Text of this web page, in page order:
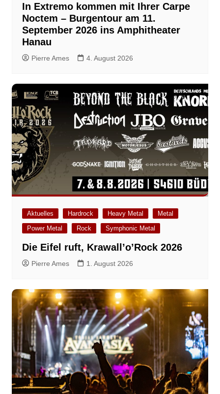
In Extremo kommen mit Ihrer Carpe
Noctem – Burgentour am 11.
September 2026 ins Amphitheater
Hanau
Pierre Ames 4. August 2026
Aktuelles Hardrock Heavy Metal
Metal
Power Metal
Rock Symphonic Metal
Die Eifel ruft, Krawall’o’Rock 2026
Pierre Ames 1. August 2026